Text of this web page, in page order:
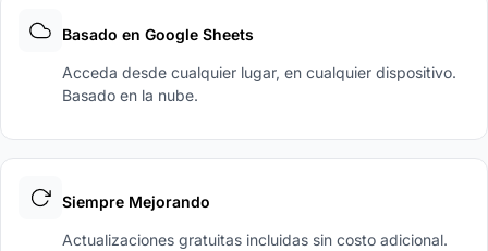
Basado en Google Sheets
Acceda desde cualquier lugar, en cualquier dispositivo.
Basado en la nube.
Siempre Mejorando
Actualizaciones gratuitas incluidas sin costo adicional.